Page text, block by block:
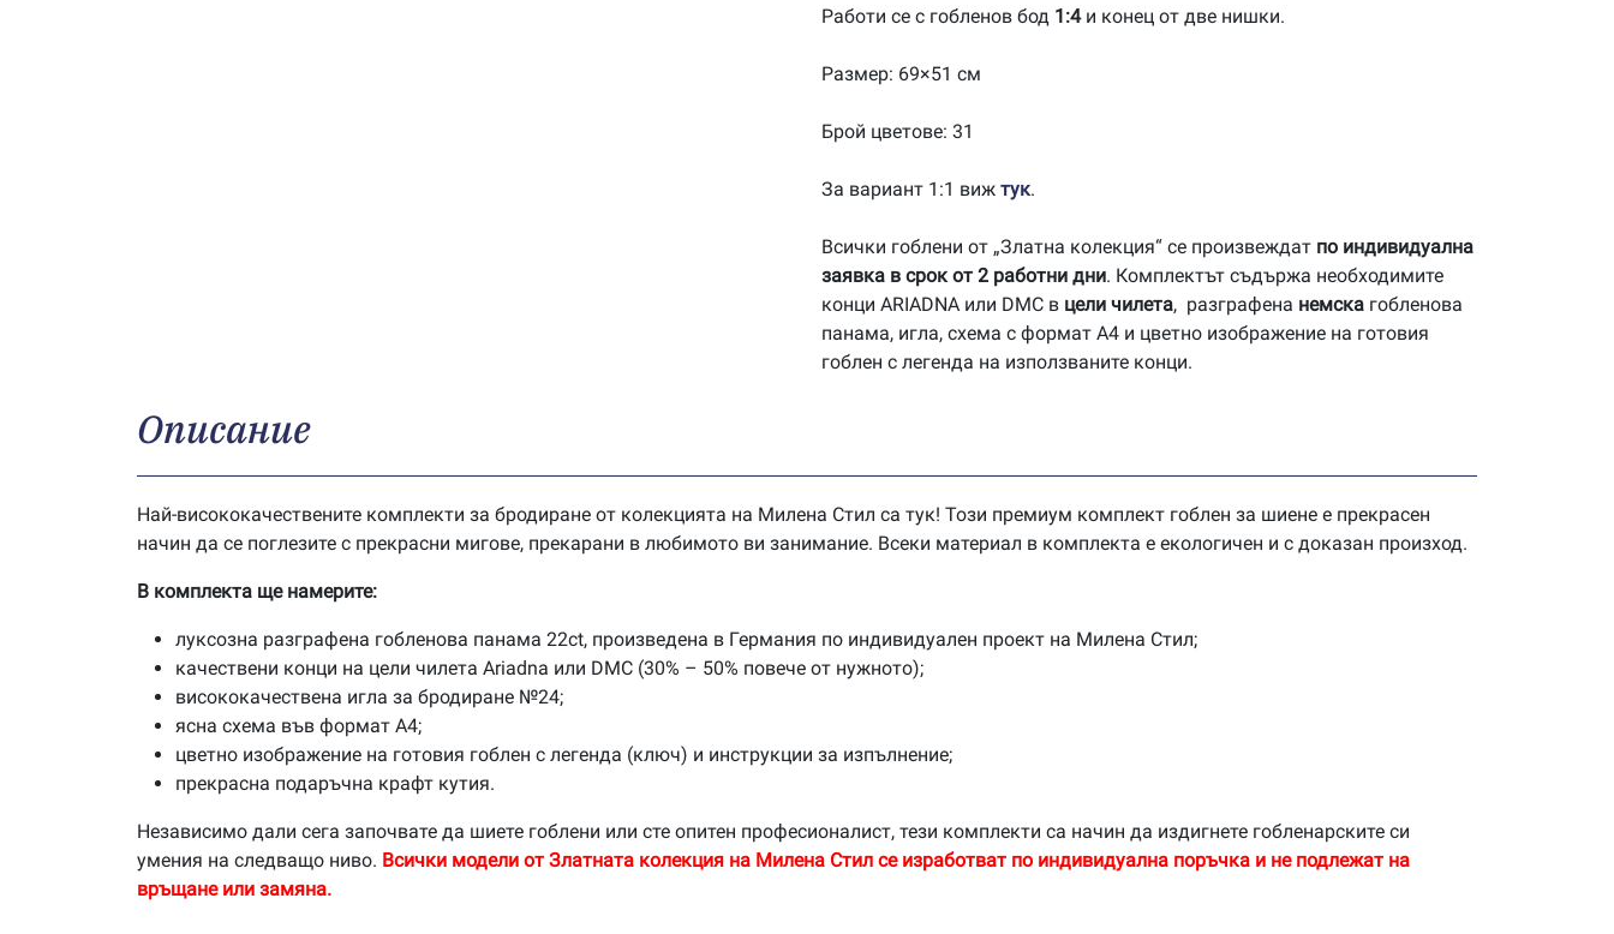
1:4-
Работи се с гобленов бод 1:4и конец от две нишки.
Размер: 69×51 см
Брой цветове: 31
За вариант 1:1 виж тук.
Всички гоблени от „Златна колекция“ се произвеждат по индивидуална
заявка в срок от 2 работни дни. Комплектът съдържа необходимите
конци ARIADNA или DMC в цели чилета, разграфена немска гобленова
панама, игла, схема с формат А4 и цветно изображение на готовия
гоблен с легенда на използваните конци.
Описание
Най-висококачествените комплекти за бродиране от колекцията на Милена Стил са тук! Този премиум комплект гоблен за шиене е прекрасен
начин да се поглезите с прекрасни мигове, прекарани в любимото ви занимание. Всеки материал в комплекта е екологичен и с доказан произход.
В комплекта ще намерите:
луксозна разграфена гобленова панама 22ct, произведена в Германия по индивидуален проект на Милена Стил;
качествени конци на цели чилета Ariadna или DMC (30% – 50% повече от нужното);
висококачествена игла за бродиране №24;
ясна схема във формат А4;
цветно изображение на готовия гоблен с легенда (ключ) и инструкции за изпълнение;
прекрасна подаръчна крафт кутия.
Независимо дали сега започвате да шиете гоблени или сте опитен професионалист, тези комплекти са начин да издигнете гобленарските си
умения на следващо ниво. Всички модели от Златната колекция на Милена Стил се изработват по индивидуална поръчка и не подлежат на
връщане или замяна.